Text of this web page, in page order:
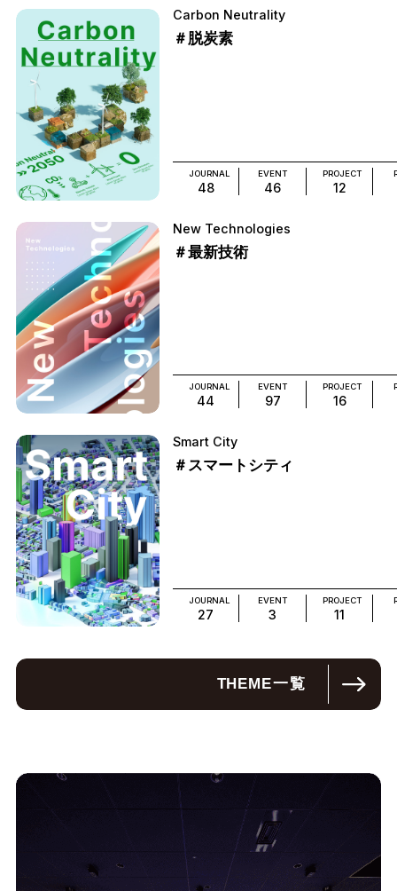
Carbon Neutrality
＃脱炭素
JOURNAL
48
EVENT
46
PROJECT
12
New Technologies
＃最新技術
JOURNAL
44
EVENT
97
PROJECT
16
Smart City
＃スマートシティ
JOURNAL
27
EVENT
3
PROJECT
11
THEME一覧